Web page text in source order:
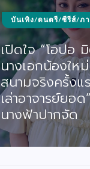
บันเทิง/ดนตรี/ซีรีส์/ภ
เปิดใจ “โอปอ
นางเอกน้องให
สนามจริงครั้งแ
เล่าอาจารย์ยอ
นางฟ้าปากจัด